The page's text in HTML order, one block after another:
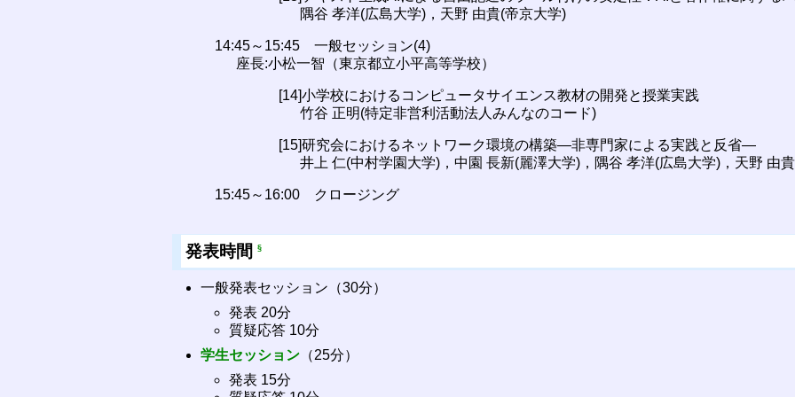
隅谷 孝洋(広島大学)，天野 由貴(帝京大学)
14:45～15:45 一般セッション(4)
座長:小松一智（東京都立小平高等学校）
[14]小学校におけるコンピュータサイエンス教材の開発と授業実践
竹谷 正明(特定非営利活動法人みんなのコード)
[15]研究会におけるネットワーク環境の構築―非専門家による実践と反省―
井上 仁(中村学園大学)，中園 長新(麗澤大学)，隅谷 孝洋(広島大学)，天野 由
15:45～16:00 クロージング
発表時間§
一般発表セッション（30分）
発表 20分
質疑応答 10分
学生セッション（25分）
発表 15分